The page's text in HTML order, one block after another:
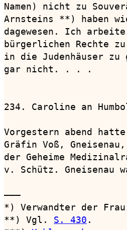
Namen) nicht zu
Arnsteins **) haben
dagewesen. Ich
bürgerlichen Rechte
in die Judenhäuser zu
gar nicht. . . .
234. Caroline an
Vorgestern abend
Gräfin Voß,
der Geheime
v. Schütz. Gneisenau
———
*) Verwandter der
**) Vgl. S. 430 .